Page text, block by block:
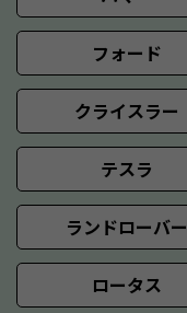
フォード
クライスラー
テスラ
ランドローバー
ロータス